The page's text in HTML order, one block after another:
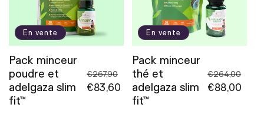
i
o
n
:
En vente
Pack minceur
poudre et
adelgaza slim
fit™
Prix
habituel
€267,90
Prix
promotionnel
€83,60
En vente
Pack minceur
thé et
adelgaza slim
fit™
Prix
habituel
€264,00
Prix
€88,00